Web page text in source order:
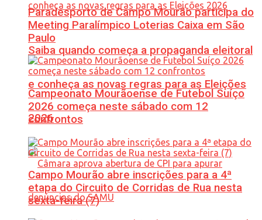
Saiba quando começa a propaganda eleitoral
e conheça as novas regras para as Eleições
2026
Paradesporto de Campo Mourão participa do
Meeting Paralímpico Loterias Caixa em São
Paulo
Campeonato Mourãoense de Futebol Suíço
2026 começa neste sábado com 12
confrontos
Campo Mourão abre inscrições para a 4ª
etapa do Circuito de Corridas de Rua nesta
sexta-feira (7)